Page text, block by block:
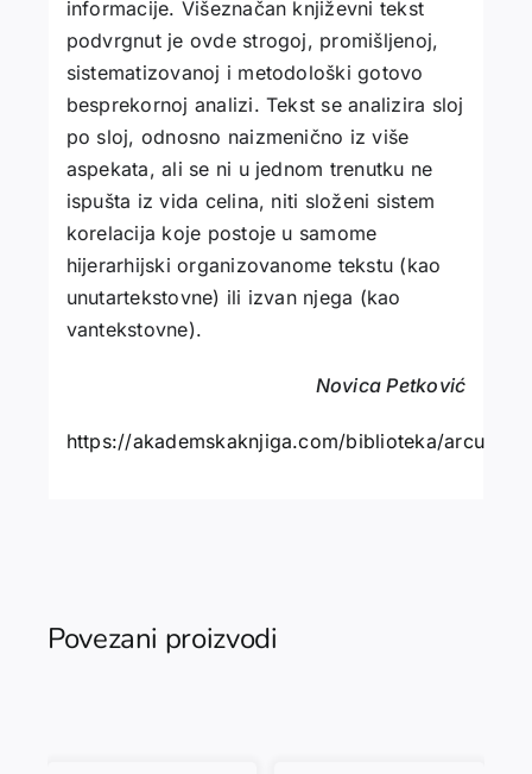
informacije. Višeznačan književni tekst
podvrgnut je ovde strogoj, promišljenoj,
sistematizovanoj i metodološki gotovo
besprekornoj analizi. Tekst se analizira sloj
po sloj, odnosno naizmenično iz više
aspekata, ali se ni u jednom trenutku ne
ispušta iz vida celina, niti složeni sistem
korelacija koje postoje u samome
hijerarhijski organizovanome tekstu (kao
unutartekstovne) ili izvan njega (kao
vantekstovne).
Novica Petković
https://akademskaknjiga.com/biblioteka/arcus/
Povezani proizvodi